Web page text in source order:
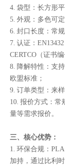
4. 袋型：长方形
5. 外观：多色可
6. 封口长度：常
7. 认证：
CERTCO（证书
8. 降解特性：支
欧盟标准；
9. 订单类型：来
10. 报价方式：常
量等需求报价。
三、核心优势：
1. 环保合规：
加持，通过比利